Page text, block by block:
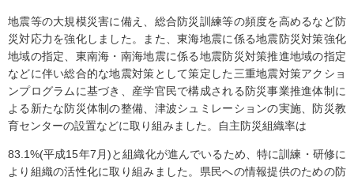
地震等の大規模災害に備え、総合防災訓練等の頻度を高めるなど防
災対応力を強化しました。また、東海地震に係る地震防災対策強化
地域の指定、東南海・南海地震に係る地震防災対策推進地域の指定
などに伴い総合的な地震対策として策定した三重地震対策アクショ
ンプログラムに基づき、産学官民で構成される防災事業推進体制に
よる新たな防災体制の整備、津波シュミレーションの実施、防災教
育センターの設置などに取り組みました。自主防災組織率は
83.1%(平成15年7月)と組織化が進んでいるため、特に訓練・研修に
より組織の活性化に取り組みました。県民への情報提供のための防